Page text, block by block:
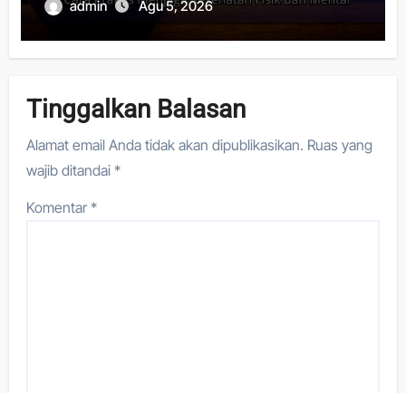
admin Agu 5, 2026
Tinggalkan Balasan
Alamat email Anda tidak akan dipublikasikan. Ruas yang
wajib ditandai*
Komentar*